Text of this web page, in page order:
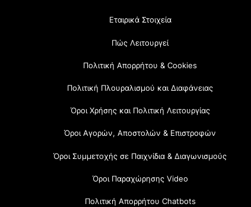
Εταιρικά Στοιχεία
Πώς Λειτουργεί
Πολιτική Απορρήτου & Cookies
Πολιτική Πλουραλισμού και Διαφάνειας
Όροι Χρήσης και Πολιτική Λειτουργίας
Όροι Αγορών, Αποστολών & Επιστροφών
Όροι Συμμετοχής σε Παιχνίδια & Διαγωνισμούς
Όροι Παραχώρησης Video
Πολιτική Απορρήτου Chatbots